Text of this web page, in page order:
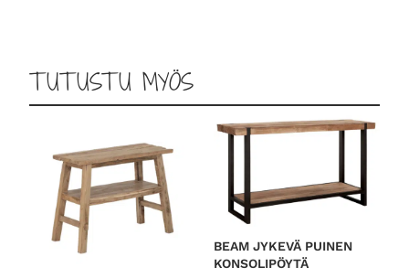
TUTUSTU MYÖS
BEAM JYKEVÄ PUINEN
KONSOLIPÖYTÄ